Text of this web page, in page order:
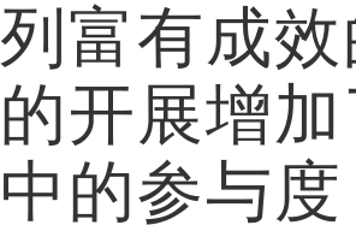
列富有成
的开展增
中的参与